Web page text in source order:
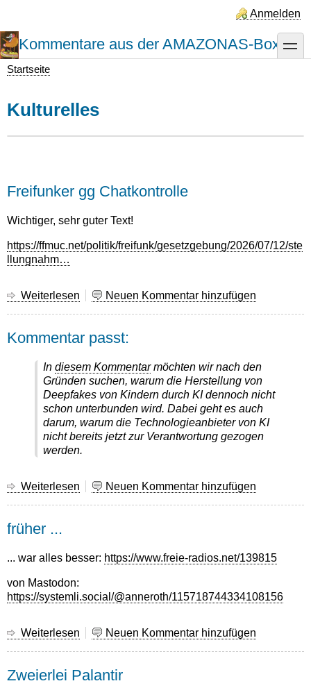
Inhalt
Anmelden
Kommentare aus der AMAZONAS-Box toggle
Startseite
Kulturelles
Freifunker gg Chatkontrolle
Wichtiger, sehr guter Text!
https://ffmuc.net/politik/freifunk/gesetzgebung/2026/07/12/ste
llungnahm…
Weiterlesen über
Chatkontrolle
Neuen Kommentar hinzufügen
Kommentar passt:
In diesem Kommentarmöchten wir nach den
Gründen suchen, warum die Herstellung von
Deepfakes von Kindern durch KI dennoch nicht
schon unterbunden wird. Dabei geht es auch
darum, warum die Technologieanbieter von KI
nicht bereits jetzt zur Verantwortung gezogen
werden.
Weiterlesen über Neuen Kommentar hinzufügen
früher ...
... war alles besser: https://www.freie-radios.net/139815
von Mastodon:
https://systemli.social/@anneroth/115718744334108156
Weiterlesen über Neuen Kommentar hinzufügen
Zweierlei Palantir